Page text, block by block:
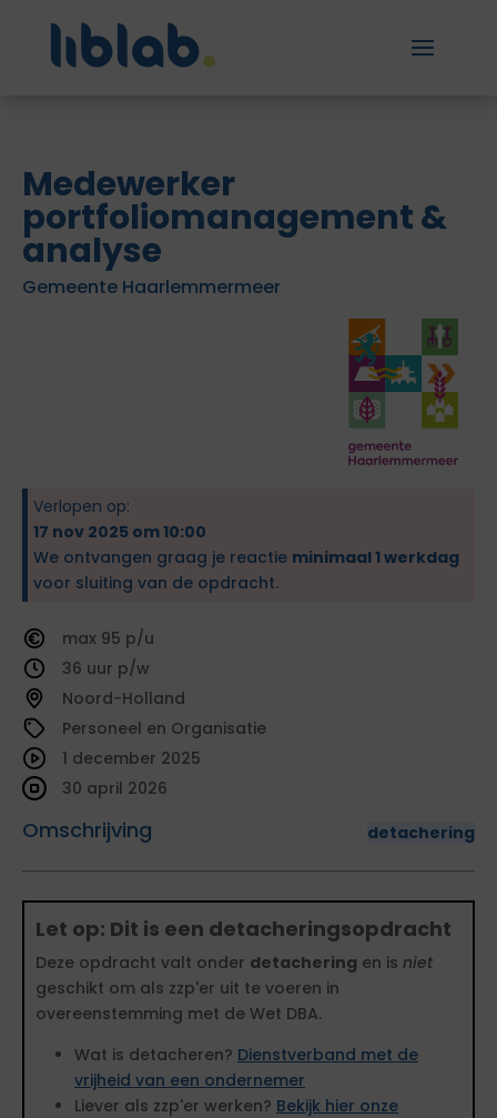
Medewerker
portfoliomanagement &
analyse
Gemeente Haarlemmermeer
Verlopen op:
17 nov 2025 om 10:00
We ontvangen graag je reactie minimaal 1 werkdag
voor sluiting van de opdracht.
95
36
Noord-Holland
Personeel en Organisatie
Omschrijving detachering
1 december 2025
30 april 2026
Let op: Dit is een detacheringsopdracht
Deze opdracht valt onder detachering en is niet
geschikt om als zzp'er uit te voeren in
overeenstemming met de Wet DBA.
Wat is detacheren? Dienstverband met de
vrijheid van een ondernemer
Liever als zzp'er werken? Bekijk hier onze